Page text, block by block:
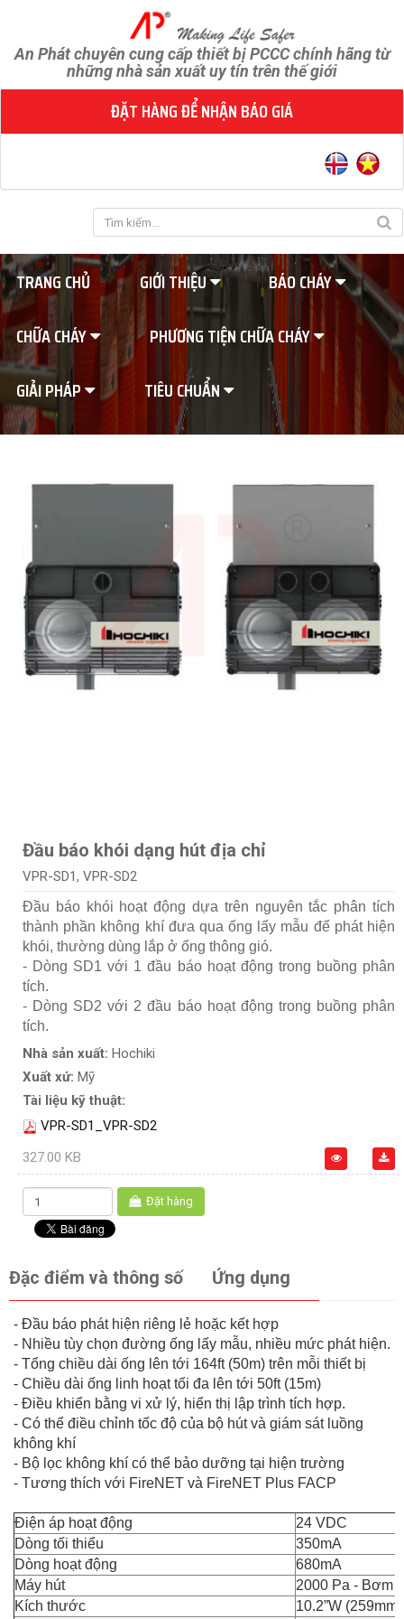
An Phát chuyên cung cấp thiết bị PCCC chính hãng từ
những nhà sản xuất uy tín trên thế giới
ĐẶT HÀNG ĐỂ NHẬN BÁO GIÁ
TRANG CHỦ GIỚI THIỆU
BÁO CHÁY
CHỮA CHÁY
PHƯƠNG TIỆN CHỮA CHÁY
GIẢI PHÁP
TIÊU CHUẨN
Đầu báo khói dạng hút địa chỉ
VPR-SD1, VPR-SD2
Đầu báo khói hoạt động dựa trên nguyên tắc phân tích
thành phần không khí đưa qua ống lấy mẫu để phát hiện
khói, thường dùng lắp ở ống thông gió.
- Dòng SD1 với 1 đầu báo hoạt động trong buồng phân
tích.
- Dòng SD2 với 2 đầu báo hoạt động trong buồng phân
tích.
Nhà sản xuất: Hochiki
Xuất xứ: Mỹ
Tài liệu kỹ thuật:
VPR-SD1_VPR-SD2
327.00 KB
Đặt hàng
Đặc điểm và thông số Ứng dụng
- Đầu báo phát hiện riêng lẻ hoặc kết hợp
- Nhiều tùy chọn đường ống lấy mẫu, nhiều mức phát hiện.
- Tổng chiều dài ống lên tới 164ft (50m) trên mỗi thiết bị
- Chiều dài ống linh hoạt tối đa lên tới 50ft (15m)
- Điều khiển bằng vi xử lý, hiển thị lập trình tích hợp.
- Có thể điều chỉnh tốc độ của bộ hút và giám sát luồng
không khí
- Bộ lọc không khí có thể bảo dưỡng tại hiện trường
- Tương thích với FireNET và FireNET Plus FACP
Điện áp hoạt động
24 VDC
Dòng tối thiểu
350mA
Dòng hoạt động
680mA
Máy hút
2000 Pa - Bơm
Kích thước
10.2”W